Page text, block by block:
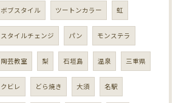
ボブスタイル ツートンカラー 虹
スタイルチェンジ パン モンステラ
陶芸教室 梨 石垣島 温泉 三重県
クビレ どら焼き 大須 名駅